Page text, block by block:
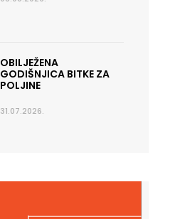
OBILJEŽENA
GODIŠNJICA BITKE ZA
POLJINE
31.07.2026.